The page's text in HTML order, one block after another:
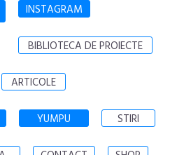
INSTAGRAM
BIBLIOTECA DE PROIECTE
ARTICOLE
YUMPU STIRI